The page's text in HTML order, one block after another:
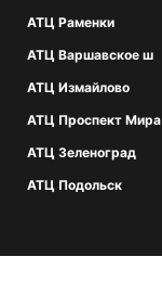
АТЦ Раменки
АТЦ Варшавское ш
АТЦ Измайлово
АТЦ Проспект Мира
АТЦ Зеленоград
АТЦ Подольск